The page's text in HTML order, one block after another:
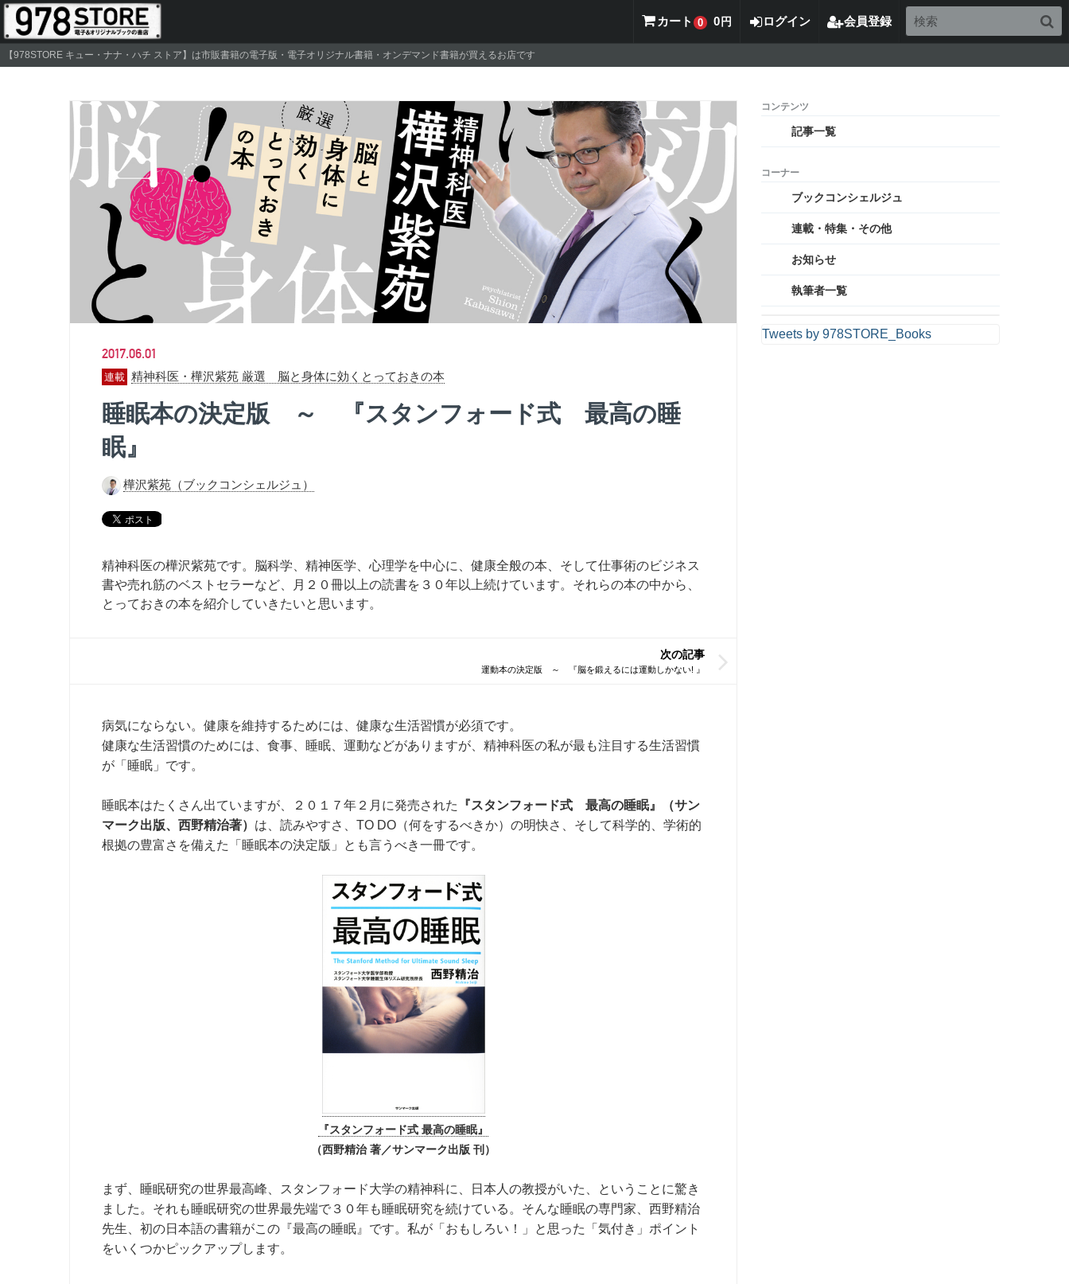
カート 0 0 円 ログイン 会員登録
【978STORE キュー・ナナ・ハチ ストア】は市販書籍の電子版・電子オリジナル書籍・オンデマンド書籍が買えるお店です
2017.06.01
精神科医・樺沢紫苑 厳選 脳と身体に効くとっておきの本
睡眠本の決定版 ～ 『スタンフォード式 最高の睡
眠』
樺沢紫苑（ブックコンシェルジュ）
精神科医の樺沢紫苑です。脳科学、精神医学、心理学を中心に、健康全般の本、そして仕事術のビジネス
書や売れ筋のベストセラーなど、月２０冊以上の読書を３０年以上続けています。それらの本の中から、
とっておきの本を紹介していきたいと思います。
次の記事
病気にならない。健康を維持するためには、健康な生活習慣が必須です。
健康な生活習慣のためには、食事、睡眠、運動などがありますが、精神科医の私が最も注目する生活習慣
が「睡眠」です。
睡眠本はたくさん出ていますが、２０１７年２月に発売された
『スタンフォード式 最高の睡眠』（サン
マーク出版、西野精治著） は、読みやすさ、TO DO（何をするべきか）の明快さ、そして科学的、学術的
根拠の豊富さを備えた「睡眠本の決定版」とも言うべき一冊です。
『スタンフォード式 最高の睡眠』
（西野精治 著／サンマーク出版 刊）
まず、睡眠研究の世界最高峰、スタンフォード大学の精神科に、日本人の教授がいた、ということに驚き
ました。それも睡眠研究の世界最先端で３０年も睡眠研究を続けている。そんな睡眠の専門家、西野精治
先生、初の日本語の書籍がこの『最高の睡眠』です。私が「おもしろい！」と思った「気付き」ポイント
をいくつかピックアップします。
記事一覧
ブックコンシェルジュ
連載・特集・その他
お知らせ
執筆者一覧
Tweets by 978STORE_Books